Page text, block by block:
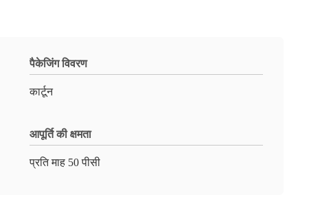
पैकेजिंग विवरण
कार्टून
आपूर्ति की क्षमता
प्रति माह 50 पीसी